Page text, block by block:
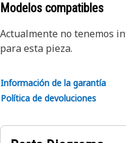
Modelos compatibles
Actualmente no tenemos
para esta pieza.
Información de la garantía
Política de devoluciones